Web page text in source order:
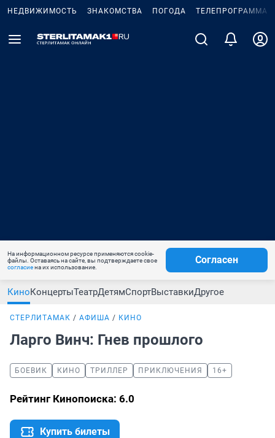
НЕДВИЖИМОСТЬ ЗНАКОМСТВА ПОГОДА ТЕЛЕПРОГРАММА
На информационном ресурсе применяются cookie-
файлы. Оставаясь на сайте, вы подтверждаете свое
согласиена их использование.
Согласен
КиноКонцертыТеатрДетямСпортВыставкиДругое
СТЕРЛИТАМАК АФИША КИНО
Ларго Винч: Гнев прошлого
БОЕВИК КИНО ТРИЛЛЕР ПРИКЛЮЧЕНИЯ 16+
Рейтинг Кинопоиска: 6.0
Купить билеты